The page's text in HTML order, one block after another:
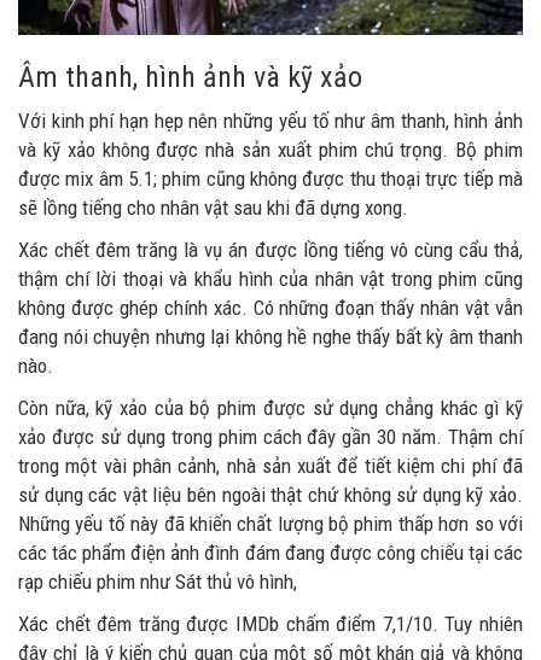
Âm thanh, hình ảnh và kỹ xảo
Với kinh phí hạn hẹp nên những yếu tố như âm thanh, hình ảnh
và kỹ xảo không được nhà sản xuất phim chú trọng. Bộ phim
được mix âm 5.1; phim cũng không được thu thoại trực tiếp mà
sẽ lồng tiếng cho nhân vật sau khi đã dựng xong.
Xác chết đêm trăng là vụ án được lồng tiếng vô cùng cẩu thả,
thậm chí lời thoại và khẩu hình của nhân vật trong phim cũng
không được ghép chính xác. Có những đoạn thấy nhân vật vẫn
đang nói chuyện nhưng lại không hề nghe thấy bất kỳ âm thanh
nào.
Còn nữa, kỹ xảo của bộ phim được sử dụng chẳng khác gì kỹ
xảo được sử dụng trong phim cách đây gần 30 năm. Thậm chí
trong một vài phân cảnh, nhà sản xuất để tiết kiệm chi phí đã
sử dụng các vật liệu bên ngoài thật chứ không sử dụng kỹ xảo.
Những yếu tố này đã khiến chất lượng bộ phim thấp hơn so với
các tác phẩm điện ảnh đình đám đang được công chiếu tại các
rạp chiếu phim như Sát thủ vô hình,
Xác chết đêm trăng được IMDb chấm điểm 7,1/10. Tuy nhiên
đây chỉ là ý kiến chủ quan của một số một khán giả và không